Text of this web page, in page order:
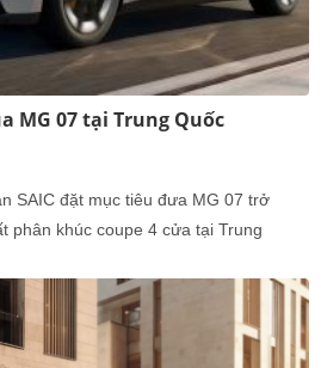
MG 07 tại Trung Quốc
SAIC đặt mục tiêu đưa MG 07 trở
phân khúc coupe 4 cửa tại Trung